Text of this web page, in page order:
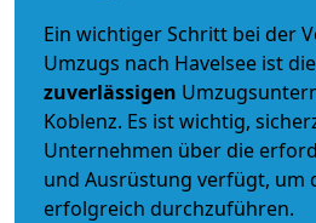
Ein wichtiger Schritt bei der
Umzugs nach Havelsee ist
zuverlässigen
Koblenz. Es ist wichtig,
Unternehmen über die
und Ausrüstung verfügt, um
erfolgreich durchzuführen.